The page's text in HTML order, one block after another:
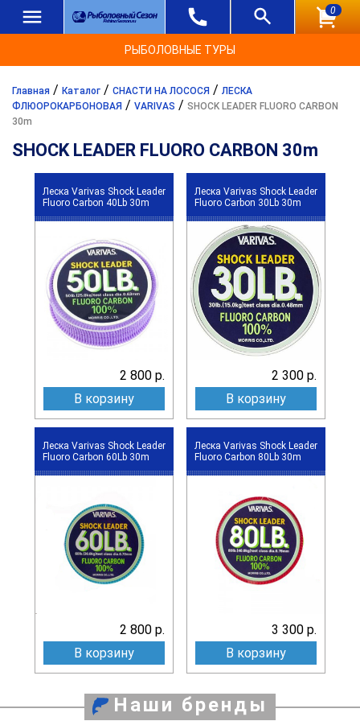
0
РЫБОЛОВНЫЕ ТУРЫ
Главная / Каталог / СНАСТИ НА ЛОСОСЯ / ЛЕСКА
ФЛЮОРОКАРБОНОВАЯ / VARIVAS / SHOCK LEADER FLUORO CARBON
30m
SHOCK LEADER FLUORO CARBON 30m
Леска Varivas Shock Leader
Fluoro Carbon 40Lb 30m
2 800 р.
В корзину
Леска Varivas Shock Leader
Fluoro Carbon 30Lb 30m
2 300 р.
В корзину
Леска Varivas Shock Leader
Fluoro Carbon 60Lb 30m
2 800 р.
В корзину
Леска Varivas Shock Leader
Fluoro Carbon 80Lb 30m
3 300 р.
В корзину
Наши бренды